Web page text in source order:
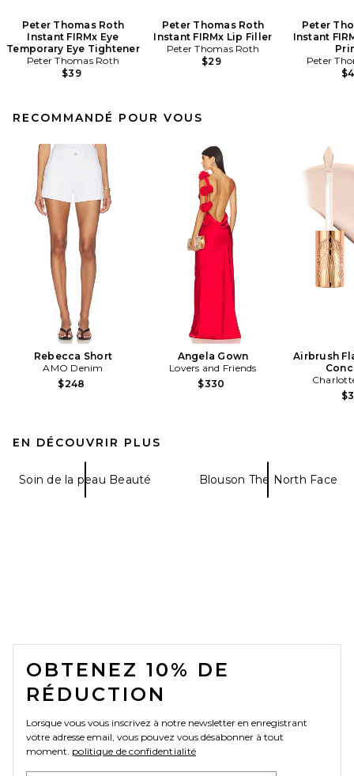
Peter Thomas Roth
Instant FIRMx Eye
Temporary Eye Tightener
Peter Thomas Roth
$39
Peter Thomas Roth
Instant FIRMx Lip Filler
Peter Thomas Roth
$29
Peter
Instant
Peter
RECOMMANDÉ POUR VOUS
Rebecca Short
AMO Denim
$248
Angela Gown
Lovers and Friends
$330
Airbrush
EN DÉCOUVRIR PLUS
Soin de la peau Beauté Blouson The North Face
FOOTER
OBTENEZ 10% DE
RÉDUCTION
Lorsque vous vous inscrivez à notre newsletter en enregistrant
votre adresse email, vous pouvez vous désabonner à tout
moment. politique de confidentialité